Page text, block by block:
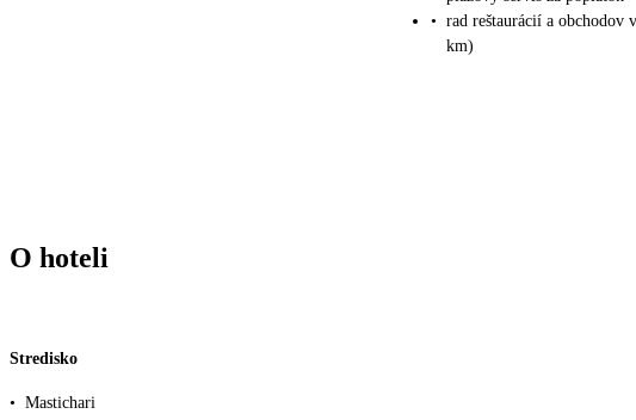
• rad reštaurácií a obchodov
km)
O hoteli
Stredisko
• Mastichari